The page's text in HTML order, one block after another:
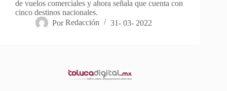
de vuelos comerciales y ahora señala que cuenta con
cinco destinos nacionales.
Por Redacción 31- 03- 2022